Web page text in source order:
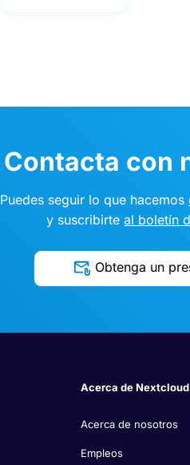
Contacta con
Puedes seguir lo que hacemos
y suscribirteal boletín
Obtenga un
Acerca de Nextcloud
Acerca de nosotros
Empleos